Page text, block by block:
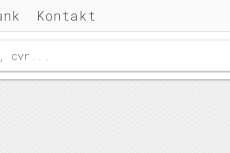
Kontakt